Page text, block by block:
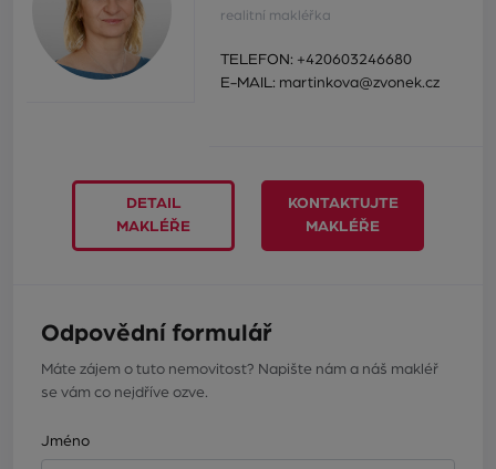
realitní makléřka
TELEFON: +420603246680
E-MAIL: martinkova@zvonek.cz
DETAIL
MAKLÉŘE
KONTAKTUJTE
MAKLÉŘE
Odpovědní formulář
Máte zájem o tuto nemovitost? Napište nám a náš makléř
se vám co nejdříve ozve.
Jméno